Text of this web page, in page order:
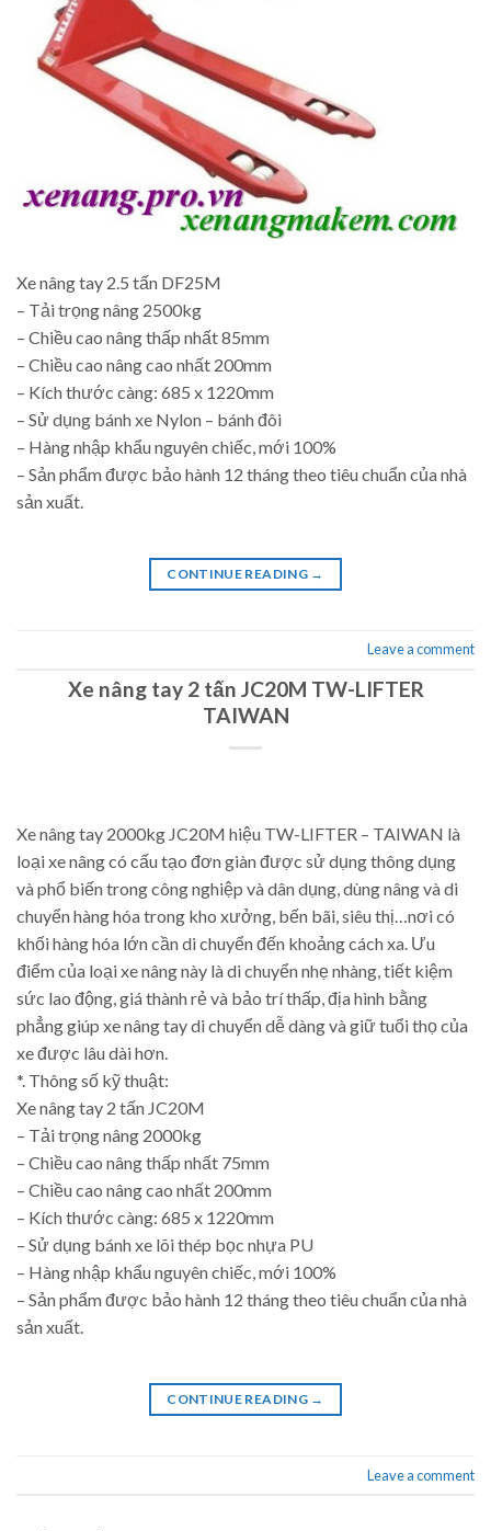
Xe nâng tay 2.5 tấn DF25M
– Tải trọng nâng 2500kg
– Chiều cao nâng thấp nhất 85mm
– Chiều cao nâng cao nhất 200mm
– Kích thước càng: 685 x 1220mm
– Sử dụng bánh xe Nylon – bánh đôi
– Hàng nhập khẩu nguyên chiếc, mới 100%
– Sản phẩm được bảo hành 12 tháng theo tiêu chuẩn của nhà
sản xuất.
CONTINUE READING →
Leave a comment
Xe nâng tay 2 tấn JC20M TW-LIFTER
TAIWAN
Xe nâng tay 2000kg JC20M hiệu TW-LIFTER – TAIWAN là
loại xe nâng có cấu tạo đơn giàn được sử dụng thông dụng
và phổ biến trong công nghiệp và dân dụng, dùng nâng và di
chuyển hàng hóa trong kho xưởng, bến bãi, siêu thị…nơi có
khối hàng hóa lớn cần di chuyển đến khoảng cách xa. Ưu
điểm của loại xe nâng này là di chuyển nhẹ nhàng, tiết kiệm
sức lao động, giá thành rẻ và bảo trí thấp, địa hình bằng
phẳng giúp xe nâng tay di chuyển dễ dàng và giữ tuổi thọ của
xe được lâu dài hơn.
*. Thông số kỹ thuật:
Xe nâng tay 2 tấn JC20M
– Tải trọng nâng 2000kg
– Chiều cao nâng thấp nhất 75mm
– Chiều cao nâng cao nhất 200mm
– Kích thước càng: 685 x 1220mm
– Sử dụng bánh xe lõi thép bọc nhựa PU
– Hàng nhập khẩu nguyên chiếc, mới 100%
– Sản phẩm được bảo hành 12 tháng theo tiêu chuẩn của nhà
sản xuất.
CONTINUE READING →
Leave a comment